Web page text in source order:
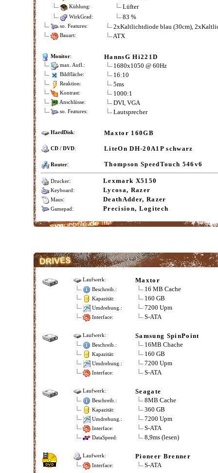
Kühlung: Lüfter
WirkGrad: 83 %
so. Features: 2xKaltlichtdiode blau (30cm),
Bauart: ATX
Monitor: HannsG Hi221D
max. Aufl.: 1680x1050 @ 60Hz
Bildfläche: 16:10
Reaktion: 5ms
Kontrast: 1000:1
Anschlüsse: DVI, VGA
so. Features: Lautsprecher
HardDisk: Maxtor 160GB
CD / DVD: LiteOn DH-20A1P schwarz
Router: Thompson SpeedTouch 546v6
Drucker: Lexmark X5150
Keyboard: Lycosa, Razer
Maus: DeathAdder, Razer
Gamepad: Precision, Logitech
Laufwerk: Maxtor
Beschreib.: 16 MB Cache
Kapazität: 160 GB
Umdrehung.: 7200 Upm
Interface: S-ATA
Laufwerk: Samsung SpinPoint
Beschreib.: 16MB Chache
Kapazität: 160 GB
Umdrehung.: 7200 Upm
Interface: S-ATA
Laufwerk: Seagate
Beschreib.: 8MB Cache
Kapazität: 360 GB
Umdrehung.: 7200 Upm
Interface: S-ATA
DataSpeed: 8,9ms (lesen)
Laufwerk: Pioneer Brenner
Interface: S-ATA